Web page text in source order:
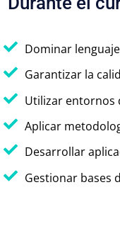
Dominar
Garantizar la
Utilizar entornos
Aplicar
Desarrollar
Gestionar bases